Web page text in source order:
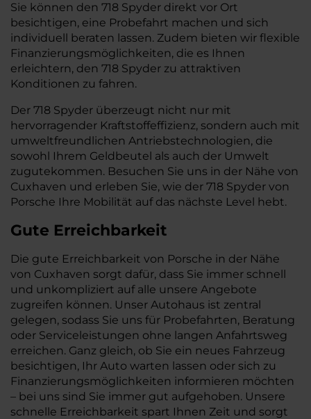
Sie können den 718 Spyder direkt vor Ort
besichtigen, eine Probefahrt machen und sich
individuell beraten lassen. Zudem bieten wir flexible
Finanzierungsmöglichkeiten, die es Ihnen
erleichtern, den 718 Spyder zu attraktiven
Konditionen zu fahren.
Der 718 Spyder überzeugt nicht nur mit
hervorragender Kraftstoffeffizienz, sondern auch mit
umweltfreundlichen Antriebstechnologien, die
sowohl Ihrem Geldbeutel als auch der Umwelt
zugutekommen. Besuchen Sie uns in der Nähe von
Cuxhaven und erleben Sie, wie der 718 Spyder von
Porsche Ihre Mobilität auf das nächste Level hebt.
Gute Erreichbarkeit
Die gute Erreichbarkeit von Porsche in der Nähe
von Cuxhaven sorgt dafür, dass Sie immer schnell
und unkompliziert auf alle unsere Angebote
zugreifen können. Unser Autohaus ist zentral
gelegen, sodass Sie uns für Probefahrten, Beratung
oder Serviceleistungen ohne langen Anfahrtsweg
erreichen. Ganz gleich, ob Sie ein neues Fahrzeug
besichtigen, Ihr Auto warten lassen oder sich zu
Finanzierungsmöglichkeiten informieren möchten
– bei uns sind Sie immer gut aufgehoben. Unsere
schnelle Erreichbarkeit spart Ihnen Zeit und sorgt